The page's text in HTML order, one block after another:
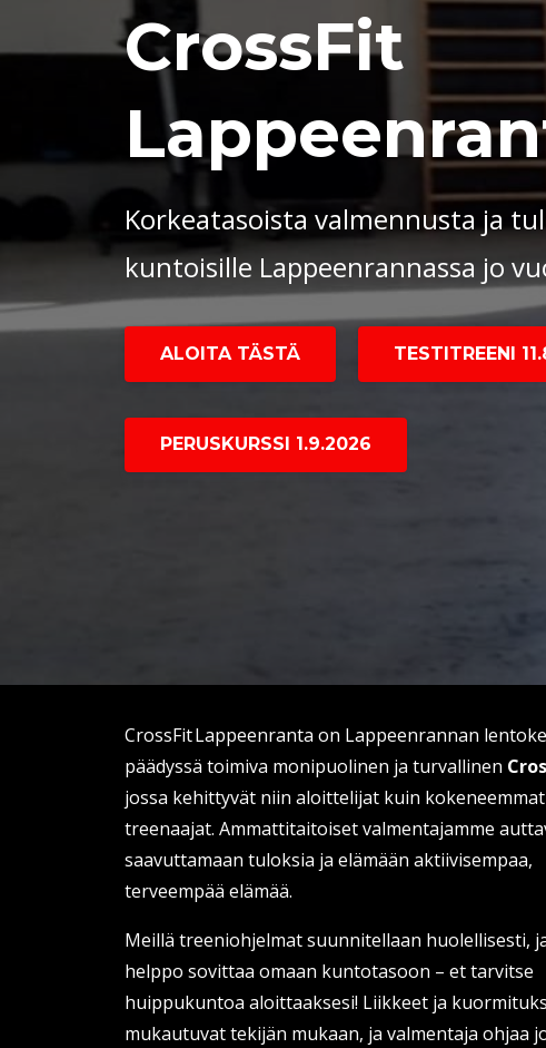
CrossFit
Korkeatasoista valmennusta ja
kuntoisille Lappeenrannassa jo
ALOITA TÄSTÄ TESTITREENI
PERUSKURSSI 1.9.2026
CrossFit Lappeenranta on Lappeenrannan
päädyssä toimiva monipuolinen ja turvallinen
jossa kehittyvät niin aloittelijat kuin
treenaajat. Ammattitaitoiset valmentajamme
saavuttamaan tuloksia ja elämään aktiivisempaa,
terveempää elämää.
Meillä treeniohjelmat suunnitellaan huolellisesti,
helppo sovittaa omaan kuntotasoon – et tarvitse
huippukuntoa aloittaaksesi! Liikkeet ja
mukautuvat tekijän mukaan, ja valmentaja ohjaa